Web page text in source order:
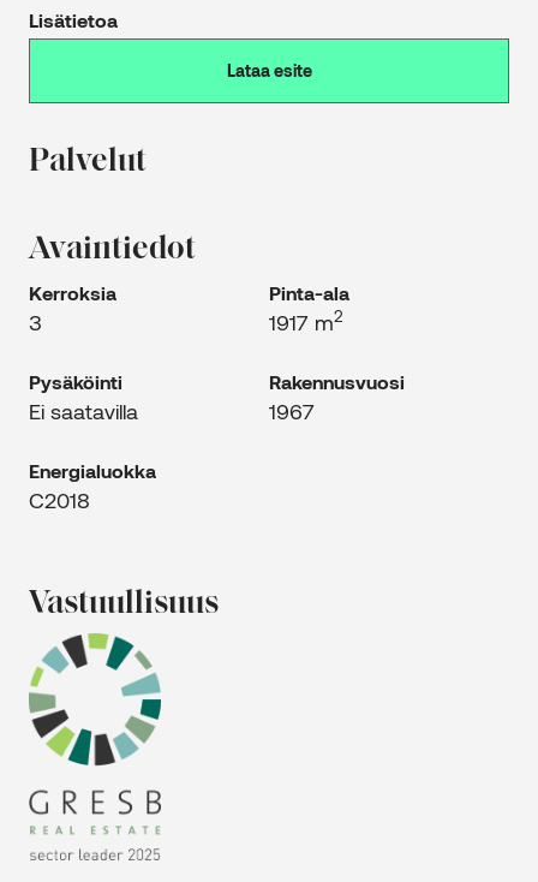
Lisätietoa
Lataa esite
Palvelut
Avaintiedot
Kerroksia
3
Pinta-ala
1917 m2
Pysäköinti
Ei saatavilla
Rakennus­vuosi
1967
Energia­luokka
C2018
Vastuulli­suus